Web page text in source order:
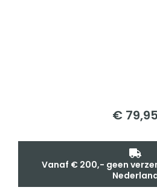
€ 79,95
Vanaf € 200,- geen